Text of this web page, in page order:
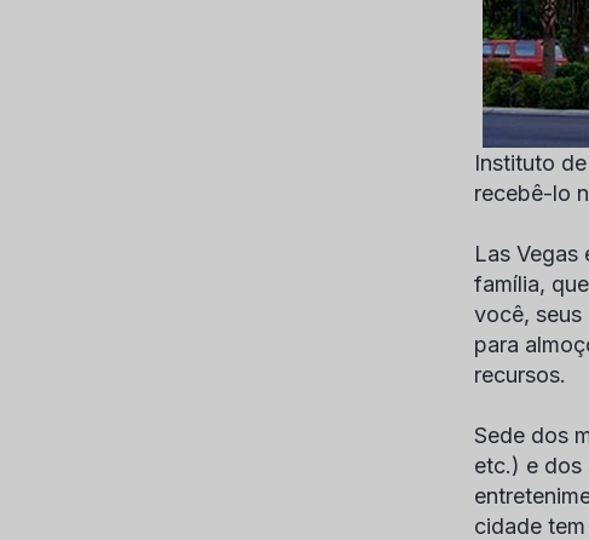
Instituto
recebê-lo
Las Vegas
família,
você, seus
para
recursos.
Sede dos
etc.) e dos
cidade